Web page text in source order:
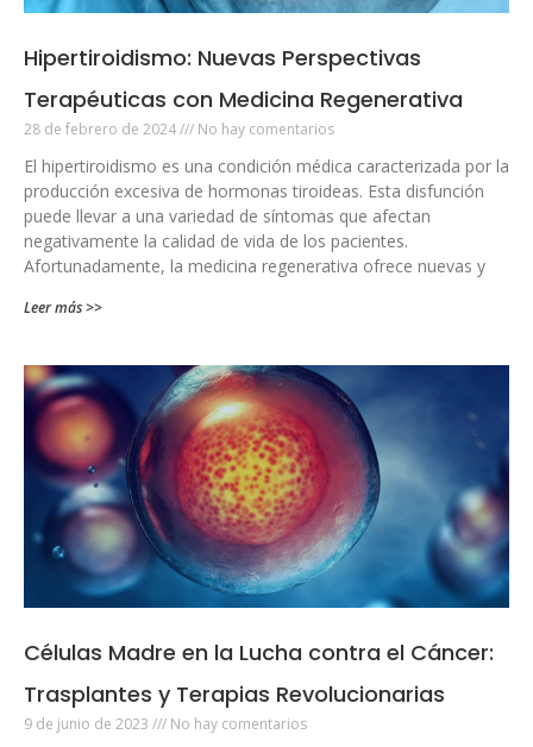
Hipertiroidismo: Nuevas Perspectivas
Terapéuticas con Medicina Regenerativa
28 de febrero de 2024 No hay comentarios
El hipertiroidismo es una condición médica caracterizada por la
producción excesiva de hormonas tiroideas. Esta disfunción
puede llevar a una variedad de síntomas que afectan
negativamente la calidad de vida de los pacientes.
Afortunadamente, la medicina regenerativa ofrece nuevas y
Leer más >>
Células Madre en la Lucha contra el Cáncer:
Trasplantes y Terapias Revolucionarias
9 de junio de 2023 No hay comentarios